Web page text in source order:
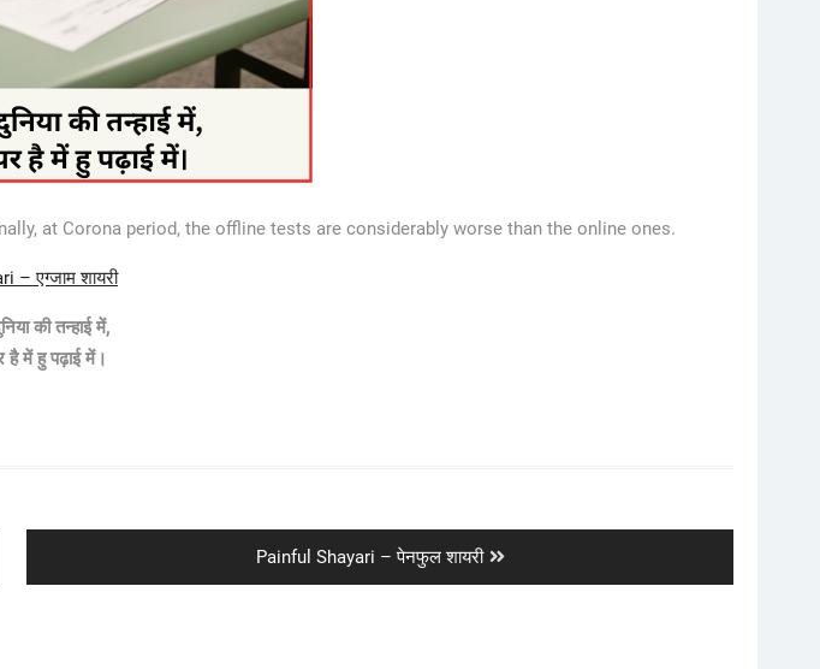
at Corona period, the offline tests are considerably worse than the online ones.
– एग्जाम शायरी
की तन्हाई में,
है में हु पढ़ाई में।
Next
post:
Painful Shayari – पेनफुल शायरी